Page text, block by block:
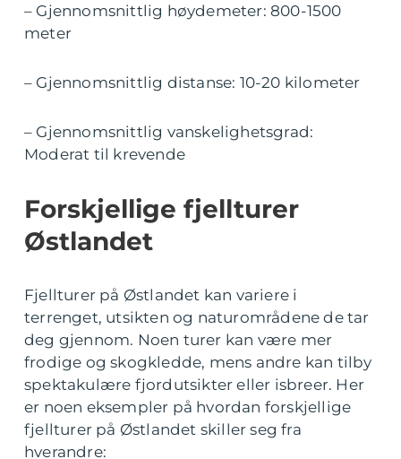
– Gjennomsnittlig høydemeter: 800-1500
meter
– Gjennomsnittlig distanse: 10-20 kilometer
– Gjennomsnittlig vanskelighetsgrad:
Moderat til krevende
Forskjellige fjellturer
Østlandet
Fjellturer på Østlandet kan variere i
terrenget, utsikten og naturområdene de tar
deg gjennom. Noen turer kan være mer
frodige og skogkledde, mens andre kan tilby
spektakulære fjordutsikter eller isbreer. Her
er noen eksempler på hvordan forskjellige
fjellturer på Østlandet skiller seg fra
hverandre: